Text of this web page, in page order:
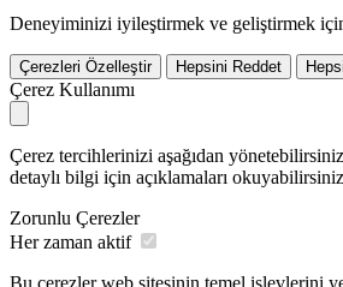
Deneyiminizi iyileştirmek ve geliştirmek
Çerezleri Özelleştir Hepsini Reddet
Çerez Kullanımı
Çerez tercihlerinizi aşağıdan
detaylı bilgi için açıklamaları
Zorunlu Çerezler
Her zaman aktif
Bu çerezler web sitesinin temel işlevlerini